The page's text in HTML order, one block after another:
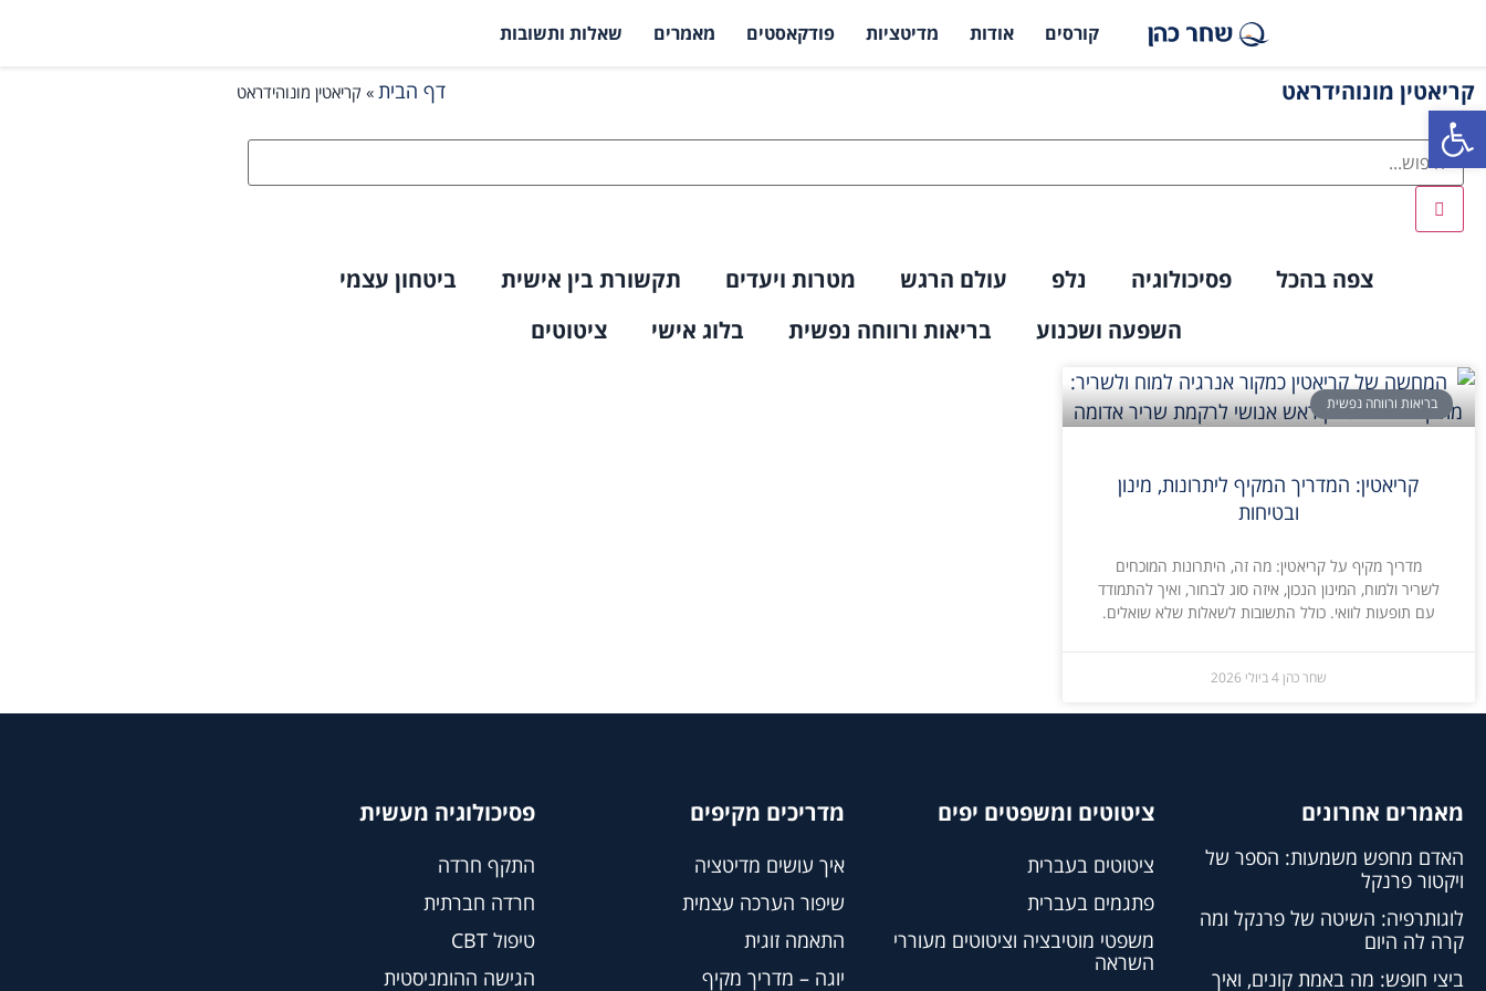
פתח סרגל נגישות
קורסים אודות מדיטציות פודקאסטים מאמרים שאלות ותשובות
קריאטין מונוהידראט דף הבית » קריאטין מונוהידראט
צפה בהכל פסיכולוגיה נלפ עולם הרגש מטרות ויעדים תקשורת בין אישית
ביטחון עצמי
השפעה ושכנוע
בריאות ורווחה נפשית בלוג אישי ציטוטים
בריאות ורווחה נפשית
קריאטין: המדריך המקיף ליתרונות, מינון
ובטיחות
מדריך מקיף על קריאטין: מה זה, היתרונות המוכחים
לשריר ולמוח, המינון הנכון, איזה סוג לבחור, ואיך להתמודד
עם תופעות לוואי. כולל התשובות לשאלות שלא שואלים.
שחר כהן4 ביולי 2026
מאמרים אחרונים
האדם מחפש משמעות: הספר של
ויקטור פרנקל
לוגותרפיה: השיטה של פרנקל ומה
קרה לה היום
ביצי חופש: מה באמת קונים, ואיך
ציטוטים ומשפטים יפים
ציטוטים בעברית
פתגמים בעברית
משפטי מוטיבציה וציטוטים מעוררי
השראה
מדריכים מקיפים
איך עושים מדיטציה
שיפור הערכה עצמית
התאמה זוגית
יוגה – מדריך מקיף
פסיכולוגיה מעשית
התקף חרדה
חרדה חברתית
טיפול CBT
הגישה ההומניסטית